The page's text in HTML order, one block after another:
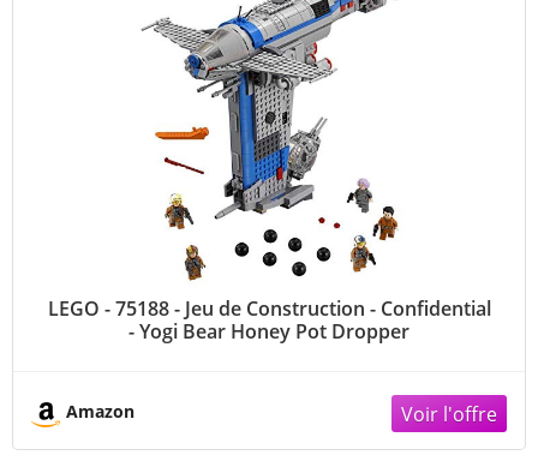
LEGO - 75188 - Jeu de Construction - Confidential
- Yogi Bear Honey Pot Dropper
Amazon